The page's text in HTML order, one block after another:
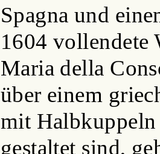
Spagna und
1604 vollendete
Maria della
über einem
mit
gestaltet sind,